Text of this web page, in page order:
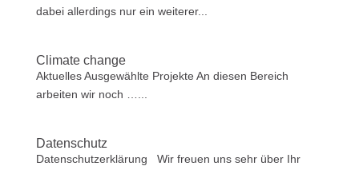
dabei allerdings nur ein weiterer...
Climate change
Aktuelles Ausgewählte Projekte An diesen Bereich
arbeiten wir noch …...
Datenschutz
Datenschutzerklärung Wir freuen uns sehr über Ihr